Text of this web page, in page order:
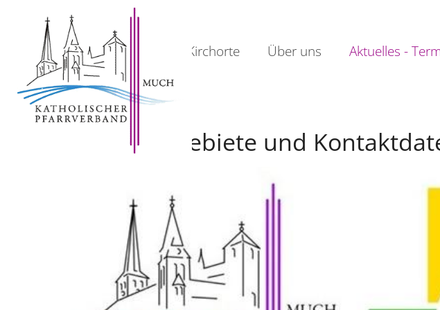
Home Kirchorte Über uns Aktuelles -
Aufgabengebiete und